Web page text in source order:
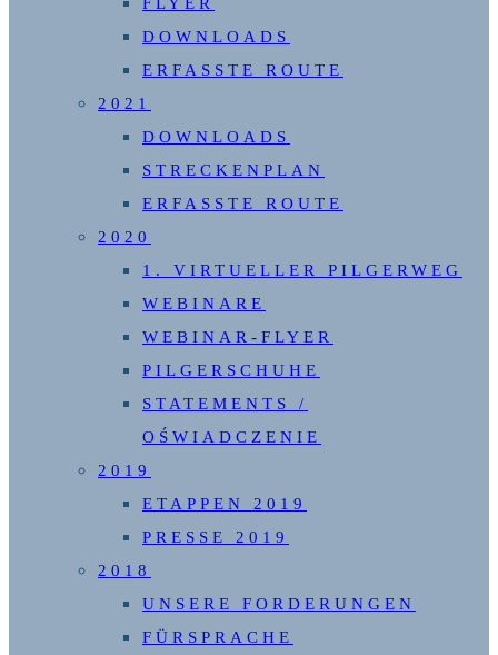
FLYER
DOWNLOADS
ERFASSTE ROUTE
2021
DOWNLOADS
STRECKENPLAN
ERFASSTE ROUTE
2020
1. VIRTUELLER PILGERWEG
WEBINARE
WEBINAR-FLYER
PILGERSCHUHE
STATEMENTS /
OŚWIADCZENIE
2019
ETAPPEN 2019
PRESSE 2019
2018
UNSERE FORDERUNGEN
FÜRSPRACHE